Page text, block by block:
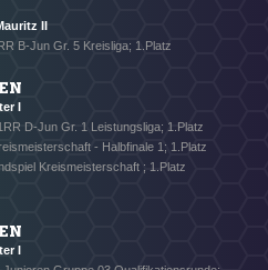
II
B-Jun Gr. 5 Kreisliga; 1.Platz
I
D-Jun Gr. 1 Leistungsliga; 1.Platz
- Halbfinale 1; 1.Platz
Kreismeisterschaft ; 1.Platz
I